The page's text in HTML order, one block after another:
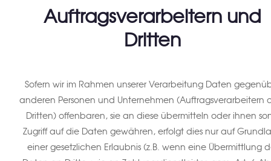
Auftragsverarbeitern und
Dritten
Sofern wir im Rahmen unserer Verarbeitung Daten
anderen Personen und Unternehmen (Auftragsverarbeitern
Dritten) offenbaren, sie an diese übermitteln oder ihnen
Zugriff auf die Daten gewähren, erfolgt dies nur auf
einer gesetzlichen Erlaubnis (z.B. wenn eine Übermittlung